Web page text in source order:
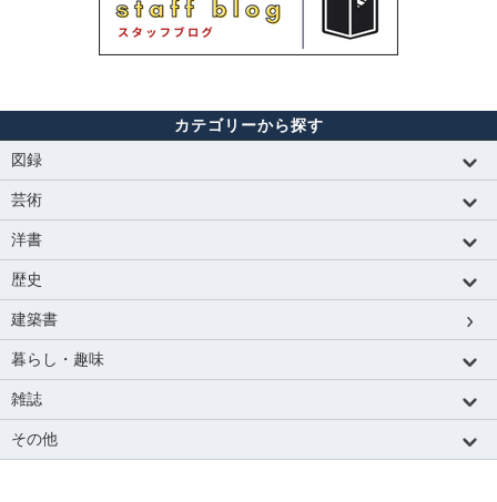
カテゴリーから探す
図録
芸術
洋書
歴史
建築書
暮らし・趣味
雑誌
その他